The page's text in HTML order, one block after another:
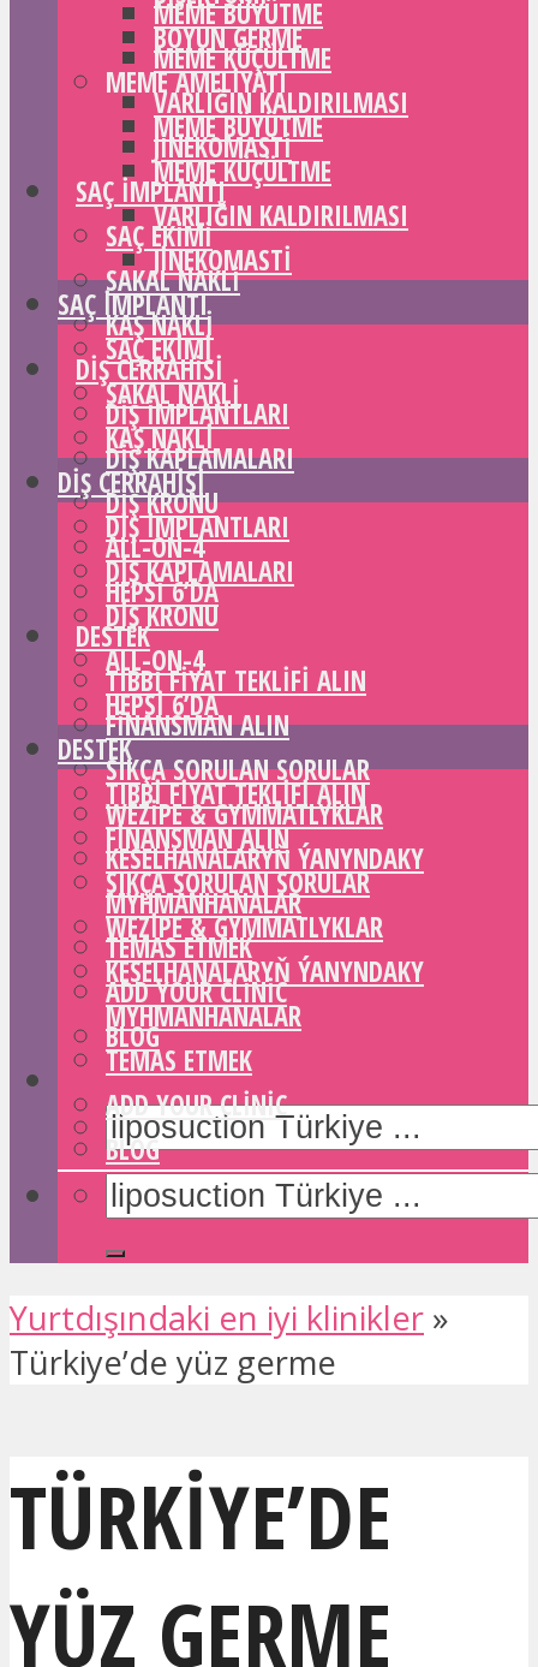
MEME BÜYÜTME
MEME KÜÇÜLTME
VARLIĞIN KALDIRILMASI
JINEKOMASTI
SAÇ IMPLANTI
SAÇ EKIMI
SAKAL NAKLI
KAŞ NAKLI
DIŞ CERRAHISI
DIŞ IMPLANTLARI
DIŞ KAPLAMALARI
DIŞ KRONU
ALL-ON-4
HEPSI 6’DA
DESTEK
TIBBI FIYAT TEKLIFI ALIN
FINANSMAN ALIN
SIKÇA SORULAN SORULAR
WEZIPE & GYMMATLYKLAR
KESELHANALARYŇ ÝANYNDAKY
MYHMANHANALAR
TEMAS ETMEK
ADD YOUR CLINIC
BLOG
BOYUN GERME
MEME AMELIYATI
MEME BÜYÜTME
MEME KÜÇÜLTME
VARLIĞIN KALDIRILMASI
JINEKOMASTI
SAÇ IMPLANTI
SAÇ EKIMI
SAKAL NAKLI
KAŞ NAKLI
DIŞ CERRAHISI
DIŞ IMPLANTLARI
DIŞ KAPLAMALARI
DIŞ KRONU
ALL-ON-4
HEPSI 6’DA
DESTEK
TIBBI FIYAT TEKLIFI ALIN
FINANSMAN ALIN
SIKÇA SORULAN SORULAR
WEZIPE & GYMMATLYKLAR
KESELHANALARYŇ ÝANYNDAKY
MYHMANHANALAR
TEMAS ETMEK
ADD YOUR CLINIC
BLOG
Yurtdışındaki en iyi klinikler »
Türkiye’de yüz germe
TÜRKIYE’DE
YÜZ GERME